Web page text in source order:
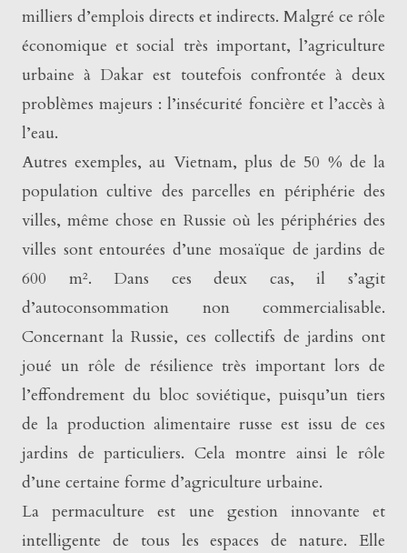
milliers d’emplois directs et indirects. Malgré ce rôle
économique et social très important, l’agriculture
urbaine à Dakar est toutefois confrontée à deux
problèmes majeurs : l’insécurité foncière et l’accès à
l’eau.
Autres exemples, au Vietnam, plus de 50 % de la
population cultive des parcelles en périphérie des
villes, même chose en Russie où les périphéries des
villes sont entourées d’une mosaïque de jardins de
600 m². Dans ces deux cas, il s’agit
d’autoconsommation non commercialisable.
Concernant la Russie, ces collectifs de jardins ont
joué un rôle de résilience très important lors de
l’effondrement du bloc soviétique, puisqu’un tiers
de la production alimentaire russe est issu de ces
jardins de particuliers. Cela montre ainsi le rôle
d’une certaine forme d’agriculture urbaine.
La permaculture est une gestion innovante et
intelligente de tous les espaces de nature. Elle